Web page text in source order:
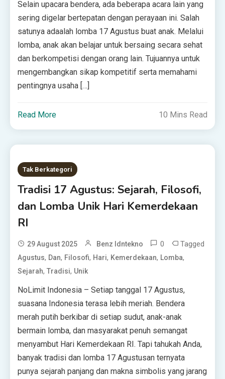
Selain upacara bendera, ada beberapa acara lain yang
sering digelar bertepatan dengan perayaan ini. Salah
satunya adaalah lomba 17 Agustus buat anak. Melalui
lomba, anak akan belajar untuk bersaing secara sehat
dan berkompetisi dengan orang lain. Tujuannya untuk
mengembangkan sikap kompetitif serta memahami
pentingnya usaha […]
Read More 10 Mins Read
Tak Berkategori
Tradisi 17 Agustus: Sejarah, Filosofi,
dan Lomba Unik Hari Kemerdekaan
RI
29 August 2025 Benz Idntekno 0 Tagged
Agustus, Dan, Filosofi, Hari, Kemerdekaan, Lomba,
Sejarah,Tradisi, Unik
NoLimit Indonesia – Setiap tanggal 17 Agustus,
suasana Indonesia terasa lebih meriah. Bendera
merah putih berkibar di setiap sudut, anak-anak
bermain lomba, dan masyarakat penuh semangat
menyambut Hari Kemerdekaan RI. Tapi tahukah Anda,
banyak tradisi dan lomba 17 Agustusan ternyata
punya sejarah panjang dan makna simbolis yang jarang